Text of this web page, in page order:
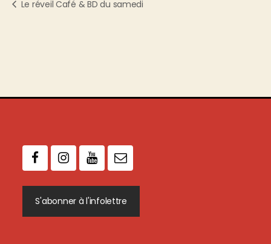
Le réveil Café & BD du samedi
S'abonner à l'infolettre